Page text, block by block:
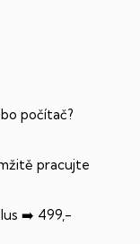
počítač?
pracujte
➡️ 499,-